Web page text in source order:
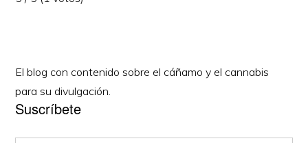
El blog con contenido sobre el cáñamo y el cannabis
para su divulgación.
Suscríbete